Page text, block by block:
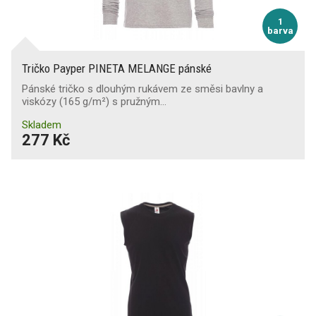
1
barva
Tričko Payper PINETA MELANGE pánské
Pánské tričko s dlouhým rukávem ze směsi bavlny a
viskózy (165 g/m²) s pružným…
Skladem
277 Kč